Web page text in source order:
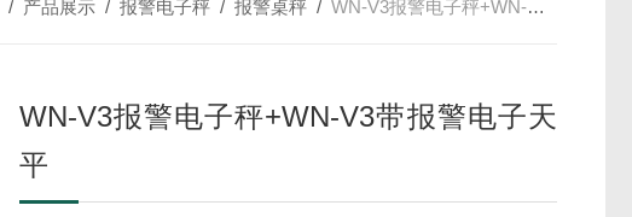
/ 产品展示 /报警电子秤 /报警桌秤 /WN-V3报警电子秤+WN-V3带报警电子天平
WN-V3报警电子秤+WN-V3带报警电子天
平